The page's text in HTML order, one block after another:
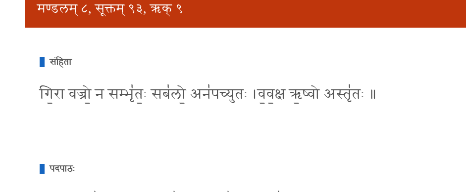
मण्डलम् ८, सूक्तम् ९३, ऋक् ९
संहिता
गि॒रा वज्रो॒ न सम्भृ॑त॒ः सब॑लो॒ अन॑पच्युतः ।व॒व॒क्ष ऋ॒ष्वो अस्तृ॑तः ॥
पदपाठः